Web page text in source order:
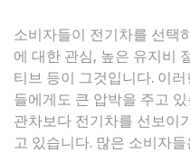
소비자들이 전기차를 선택
에 대한 관심, 높은 유지비
티브 등이 그것입니다. 이
들에게도 큰 압박을 주고
관차보다 전기차를 선보이
고 있습니다. 많은 소비자